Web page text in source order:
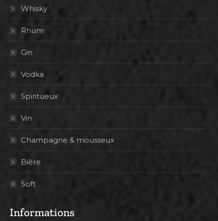
Whisky
Rhum
Gin
Vodka
Spiritueux
Vin
Champagne & mousseux
Bière
Soft
Informations